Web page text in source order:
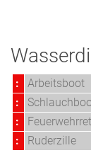
:
Arbeitsboot
:
:
:
Ruderzille